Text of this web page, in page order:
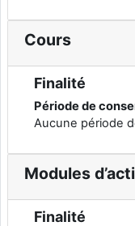
Cours
Finalité
Période de
Aucune période
Modules
Finalité